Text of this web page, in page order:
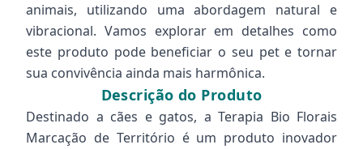
animais, utilizando uma abordagem natural e
vibracional. Vamos explorar em detalhes como
este produto pode beneficiar o seu pet e tornar
sua convivência ainda mais harmônica.
Descrição do Produto
Destinado a cães e gatos, a Terapia Bio Florais
Marcação de Território é um produto inovador